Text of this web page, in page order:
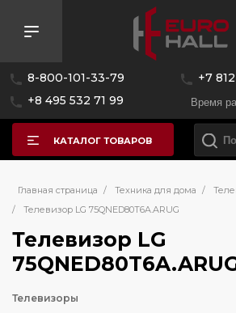
8-800-101-33-79
+7
+8 495 532 71 99
Время
КАТАЛОГ ТОВАРОВ
Главная страница / Техника для дома /
/
Телевизор LG 75QNED80T6A.ARUG
Телевизор LG
Телевизоры